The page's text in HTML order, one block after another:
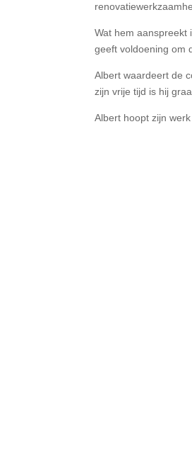
Wat hem aanspreekt
geeft voldoening om
Albert waardeert de
zijn vrije tijd is hij
Albert hoopt zijn